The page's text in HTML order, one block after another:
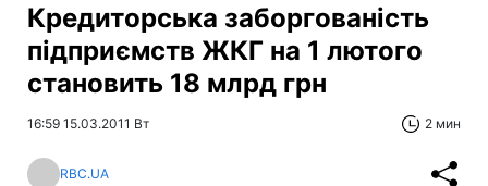
Кредиторська заборгованість
підприємств ЖКГ на 1 лютого
становить 18 млрд грн
16:59 15.03.2011 Вт 2 мин
RBC.UA